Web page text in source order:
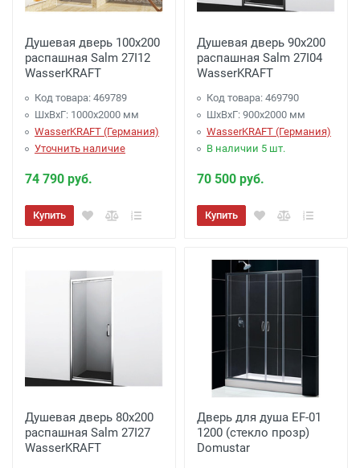
Душевая дверь 100х200
распашная Salm 27I12
WasserKRAFT
Код товара: 469789
ШхВхГ: 1000х2000 мм
WasserKRAFT (Германия)
Уточнить наличие
74 790 руб.
Купить
Душевая дверь 90х200
распашная Salm 27I04
WasserKRAFT
Код товара: 469790
ШхВхГ: 900х2000 мм
WasserKRAFT (Германия)
В наличии 5 шт.
70 500 руб.
Купить
Душевая дверь 80х200
распашная Salm 27I27
WasserKRAFT
Дверь для душа EF-01
1200 (стекло прозр)
Domustar